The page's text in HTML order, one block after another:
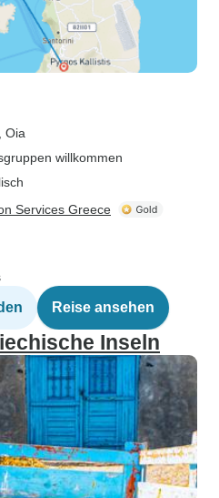
, Oia
willkommen
Services Greece
Reise ansehen
Inseln